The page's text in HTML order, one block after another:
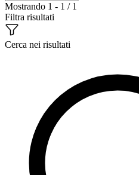
Mostrando 1 - 1 / 1
Filtra risultati
Cerca nei risultati